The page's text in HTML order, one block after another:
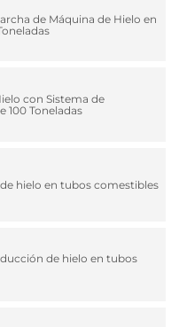
de Máquina de Hielo en
con Sistema de
100 Toneladas
hielo en tubos comestibles
de hielo en tubos